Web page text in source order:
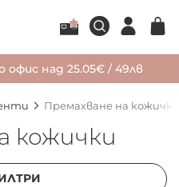
офис над 25.05€ / 49лв
Премахване на кожички
кожички